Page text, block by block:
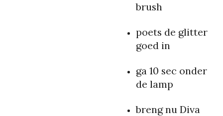
brush
poets de glitter
goed in
ga 10 sec onder
de lamp
breng nu Diva